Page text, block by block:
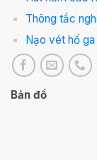
Thông tắc
Nạo vét hố ga
Bản đồ